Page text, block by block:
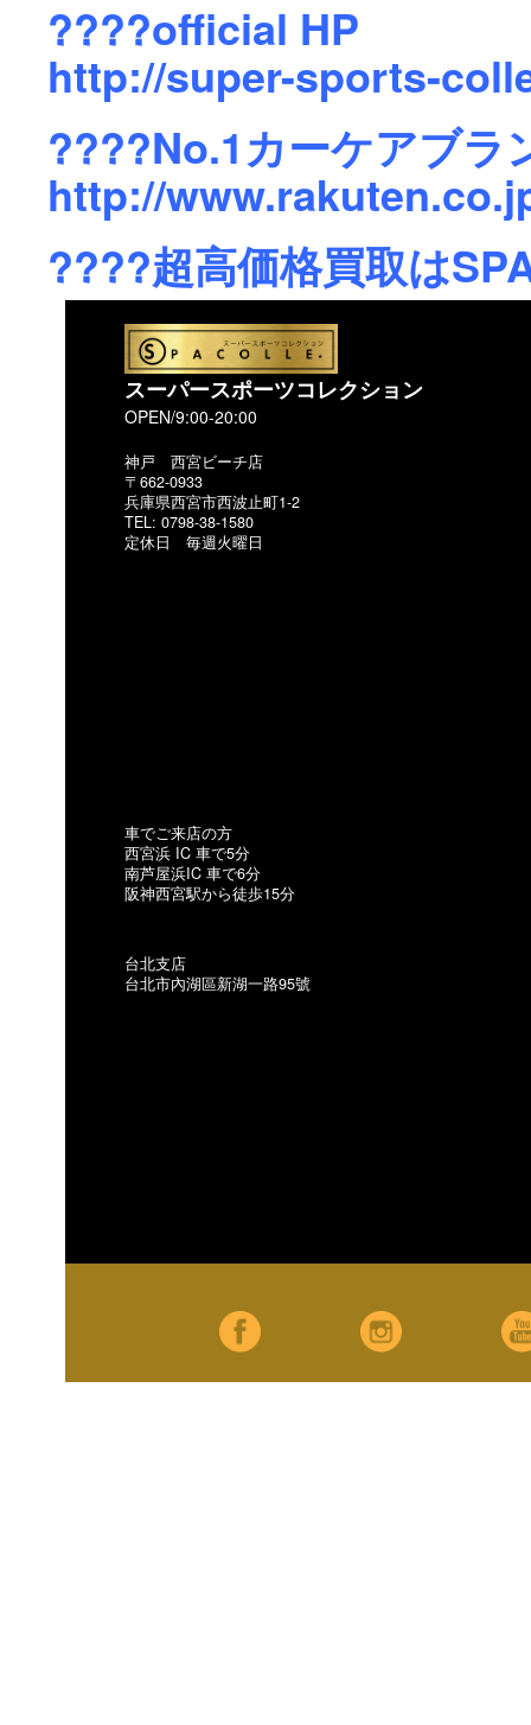
????official HP
http://super-sports-
????No.1カーケアブラ
http://
????超高価格買取は
スーパースポーツコレクション
OPEN/9:00-20:00
神戸 西宮ビーチ店
〒662-0933
兵庫県西宮市西波止町1-2
TEL: 0798-38-1580
定休日 毎週火曜日
車でご来店の方
西宮浜 IC 車で5分
南芦屋浜IC 車で6分
阪神西宮駅から徒歩15分
台北支店
台北市內湖區新湖一路95號